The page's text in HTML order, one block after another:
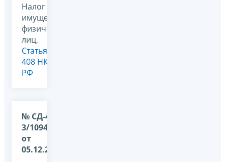
Налог на
имущество
физических
лиц,
Статья
408 НК
РФ
№ СД-4-
3/10945@
от
05.12.2025